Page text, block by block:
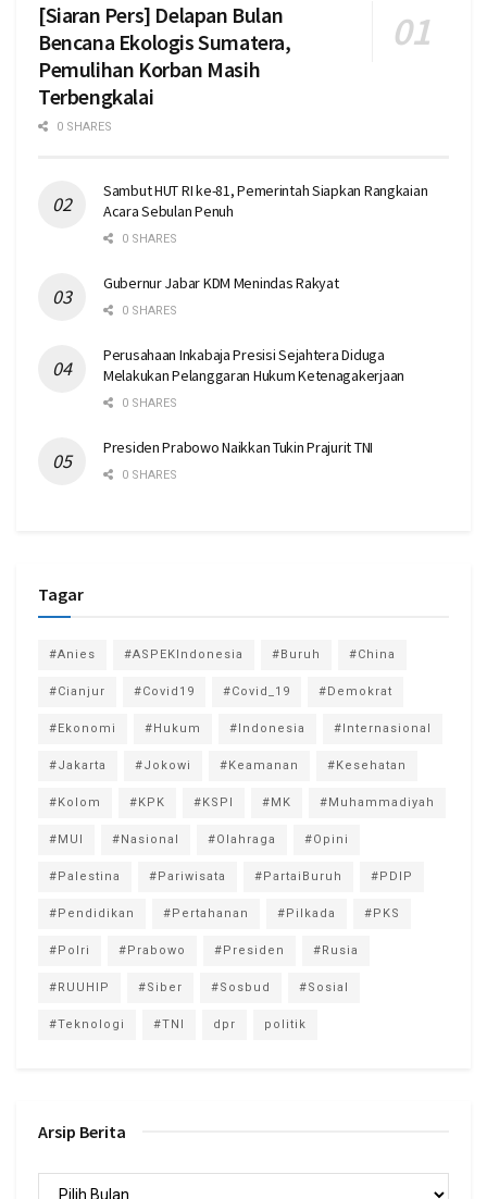
[Siaran Pers] Delapan Bulan
Bencana Ekologis Sumatera,
Pemulihan Korban Masih
Terbengkalai
0 SHARES
Sambut HUT RI ke-81, Pemerintah Siapkan Rangkaian
Acara Sebulan Penuh
0 SHARES
Gubernur Jabar KDM Menindas Rakyat
0 SHARES
Perusahaan Inkabaja Presisi Sejahtera Diduga
Melakukan Pelanggaran Hukum Ketenagakerjaan
0 SHARES
Presiden Prabowo Naikkan Tukin Prajurit TNI
0 SHARES
Tagar
#Anies #ASPEKIndonesia #Buruh #China
#Cianjur #Covid19 #Covid_19 #Demokrat
#Ekonomi #Hukum #Indonesia #Internasional
#Jakarta #Jokowi #Keamanan #Kesehatan
#Kolom #KPK #KSPI #MK #Muhammadiyah
#MUI #Nasional #Olahraga #Opini
#Palestina #Pariwisata #PartaiBuruh #PDIP
#Pendidikan #Pertahanan #Pilkada #PKS
#Polri #Prabowo #Presiden #Rusia
#RUUHIP #Siber #Sosbud #Sosial
#Teknologi #TNI dpr politik
Arsip Berita